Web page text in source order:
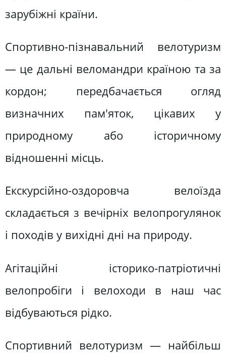
зарубіжні країни.
Спортивно-пізнавальний велотуризм
— це дальні веломандри країною та за
кордон; передбачається огляд
визначних пам'яток, цікавих у
природному або історичному
відношенні місць.
Екскурсійно-оздоровча велоїзда
складається з вечірніх велопрогулянок
і походів у вихідні дні на природу.
Агітаційні історико-патріотичні
велопробіги і велоходи в наш час
відбуваються рідко.
Спортивний велотуризм — найбільш